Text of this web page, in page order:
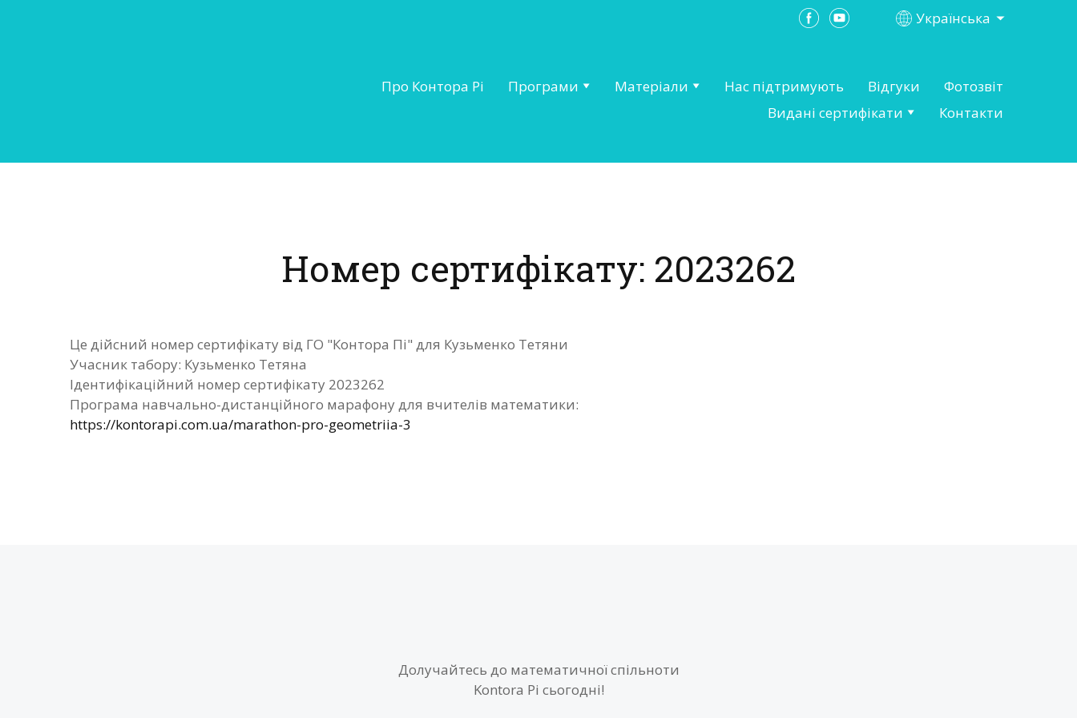
Українська
Про Контора Рі Програми Матеріали Нас підтримують Відгуки
Фотозвіт
Видані сертифікати
Контакти
Номер сертифікату: 2023262
Це дійсний номер сертифікату від ГО "Контора Пі" для Кузьменко Тетяни
Учасник табору: Кузьменко Тетяна
Ідентифікаційний номер сертифікату 2023262
Програма навчально-дистанційного марафону для вчителів математики:
https://kontorapi.com.ua/marathon-pro-geometriia-3
Долучайтесь до математичної спільноти
Kontora Pi сьогодні!